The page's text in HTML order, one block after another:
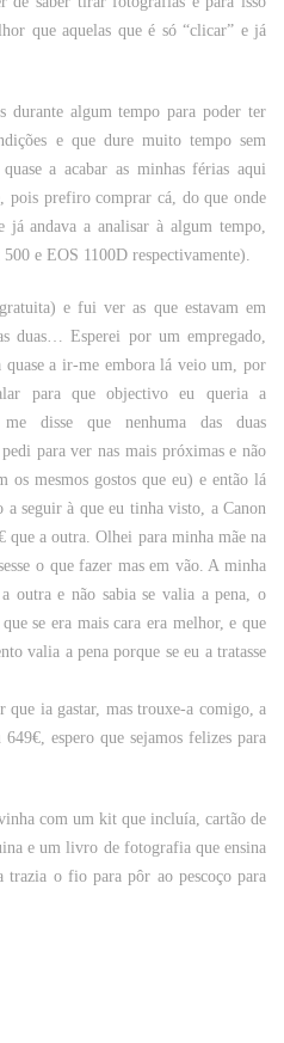
que aquelas que é só “clicar” e já
durante algum tempo para poder ter
e que dure muito tempo sem
a acabar as minhas férias aqui
pois prefiro comprar cá, do que onde
já andava a analisar à algum tempo,
e EOS 1100D respectivamente).
e fui ver as que estavam em
duas… Esperei por um empregado,
quase a ir-me embora lá veio um, por
para que objectivo eu queria a
disse que nenhuma das duas
para ver nas mais próximas e não
os mesmos gostos que eu) e então lá
seguir à que eu tinha visto, a Canon
que a outra. Olhei para minha mãe na
o que fazer mas em vão. A minha
outra e não sabia se valia a pena, o
se era mais cara era melhor, e que
valia a pena porque se eu a tratasse
que ia gastar, mas trouxe-a comigo, a
espero que sejamos felizes para
com um kit que incluía, cartão de
e um livro de fotografia que ensina
trazia o fio para pôr ao pescoço para